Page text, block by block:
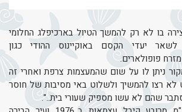
בו לא רק להמשך הטיול בארכיפלג החלומי
יעדי הקסם באוקיינוס ההודי כגון
מזרח פופולארים.
ניתן לו על שום שהמעצמות צרפת ואחרי זה
ב1814 פשוט לא רצו להמשיך ולשלוט באי מסיבות של חוסר
שהם לא עשו מספיק שעורי בית..".